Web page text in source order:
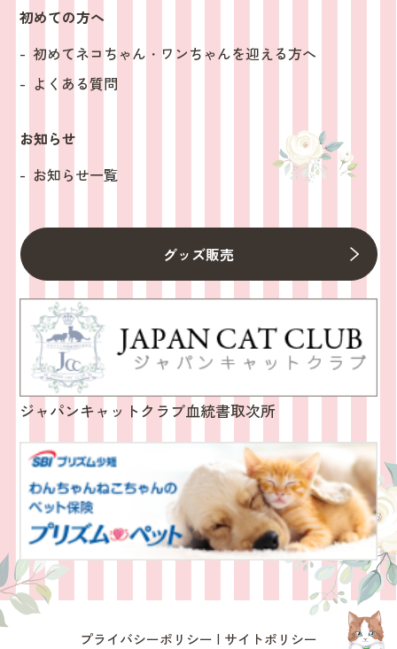
初めての方へ
初めてネコちゃん・ワンちゃんを迎える方へ
よくある質問
お知らせ
お知らせ一覧
グッズ販売
ジャパンキャットクラブ血統書取次所
プライバシーポリシー サイトポリシー